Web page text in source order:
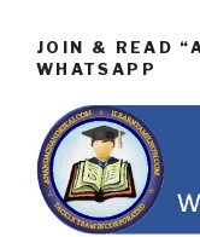
JOIN & READ
WHATSAPP